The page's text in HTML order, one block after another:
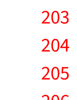
203
204
205